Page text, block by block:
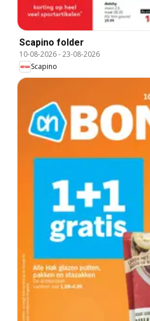
Scapino folder
10-08-2026-23-08-2026
Scapino